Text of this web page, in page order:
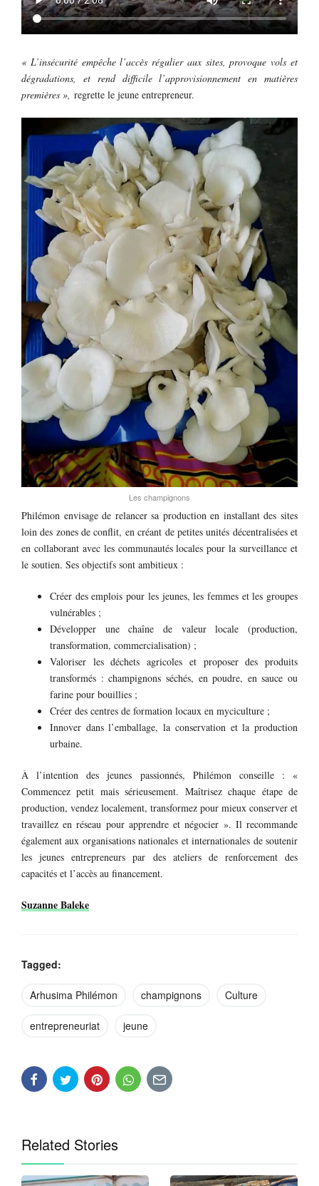
« L’insécurité empêche l’accès régulier aux sites, provoque vols et
dégradations, et rend difficile l’approvisionnement en matières
premières », regrette le jeune entrepreneur.
Les champignons
Philémon envisage de relancer sa production en installant des sites
loin des zones de conflit, en créant de petites unités décentralisées et
en collaborant avec les communautés locales pour la surveillance et
le soutien. Ses objectifs sont ambitieux :
Créer des emplois pour les jeunes, les femmes et les groupes
vulnérables ;
Développer une chaîne de valeur locale (production,
transformation, commercialisation) ;
Valoriser les déchets agricoles et proposer des produits
transformés : champignons séchés, en poudre, en sauce ou
farine pour bouillies ;
Créer des centres de formation locaux en myciculture ;
Innover dans l’emballage, la conservation et la production
urbaine.
À l’intention des jeunes passionnés, Philémon conseille : «
Commencez petit mais sérieusement. Maîtrisez chaque étape de
production, vendez localement, transformez pour mieux conserver et
travaillez en réseau pour apprendre et négocier ». Il recommande
également aux organisations nationales et internationales de soutenir
les jeunes entrepreneurs par des ateliers de renforcement des
capacités et l’accès au financement.
Suzanne Baleke
Tagged:
Arhusima Philémon champignons Culture
entrepreneuriat jeune
Related Stories